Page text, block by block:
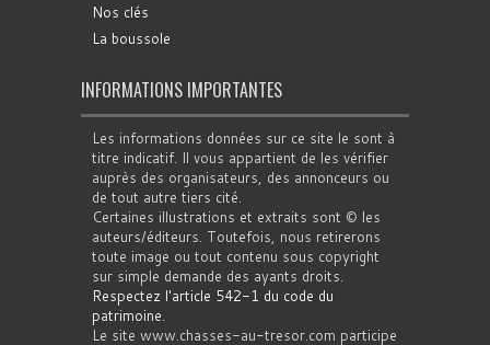
Nos clés
La boussole
INFORMATIONS IMPORTANTES
Les informations données sur ce site le sont à
titre indicatif. Il vous appartient de les vérifier
auprès des organisateurs, des annonceurs ou
de tout autre tiers cité.
Certaines illustrations et extraits sont © les
auteurs/éditeurs. Toutefois, nous retirerons
toute image ou tout contenu sous copyright
sur simple demande des ayants droits.
Respectez l'article 542-1 du code du
patrimoine.
Le site www.chasses-au-tresor.com participe